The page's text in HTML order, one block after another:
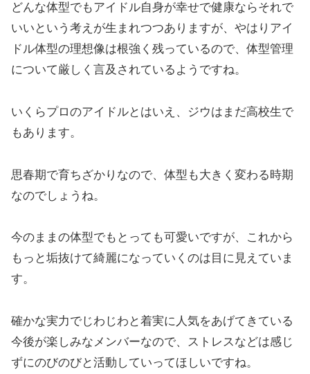
どんな体型でもアイドル自身が幸せで健康ならそれで
いいという考えが生まれつつありますが、やはりアイ
ドル体型の理想像は根強く残っているので、体型管理
について厳しく言及されているようですね。
いくらプロのアイドルとはいえ、ジウはまだ高校生で
もあります。
思春期で育ちざかりなので、体型も大きく変わる時期
なのでしょうね。
今のままの体型でもとっても可愛いですが、これから
もっと垢抜けて綺麗になっていくのは目に見えていま
す。
確かな実力でじわじわと着実に人気をあげてきている
今後が楽しみなメンバーなので、ストレスなどは感じ
ずにのびのびと活動していってほしいですね。